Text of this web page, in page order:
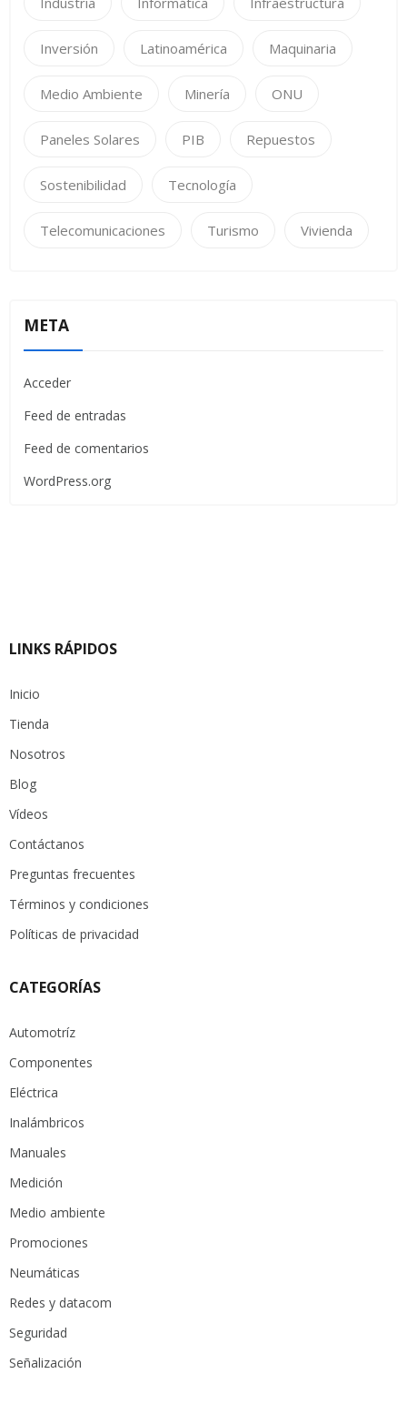
Inversión Latinoamérica Maquinaria
Medio Ambiente Minería ONU
Paneles Solares PIB Repuestos
Sostenibilidad Tecnología
Telecomunicaciones Turismo Vivienda
META
Acceder
Feed de entradas
Feed de comentarios
WordPress.org
LINKS RÁPIDOS
Inicio
Tienda
Nosotros
Blog
Vídeos
Contáctanos
Preguntas frecuentes
Términos y condiciones
Políticas de privacidad
CATEGORÍAS
Automotríz
Componentes
Eléctrica
Inalámbricos
Manuales
Medición
Medio ambiente
Promociones
Neumáticas
Redes y datacom
Seguridad
Señalización